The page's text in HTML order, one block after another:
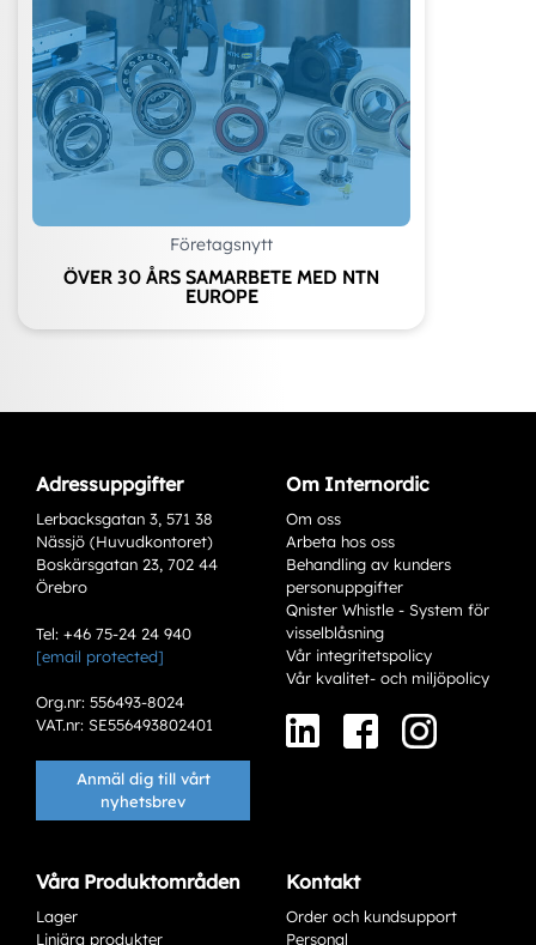
Företagsnytt
ÖVER 30 ÅRS SAMARBETE MED NTN
EUROPE
Varianter
Add to existing cart row
Adressuppgifter
Lerbacksgatan 3, 571 38
Nässjö (Huvudkontoret)
Boskärsgatan 23, 702 44
Örebro
Tel: +46 75-24 24 940
[email protected]
Org.nr: 556493-8024
VAT.nr: SE556493802401
Anmäl dig till vårt
nyhetsbrev
Om Internordic
Om oss
Arbeta hos oss
Behandling av kunders
personuppgifter
Qnister Whistle - System för
visselblåsning
Vår integritetspolicy
Vår kvalitet- och miljöpolicy
Våra Produktområden
Lager
Linjära produkter
Kontakt
Order och kundsupport
Personal